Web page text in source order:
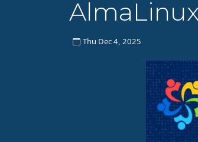
Thu Dec 4, 2025